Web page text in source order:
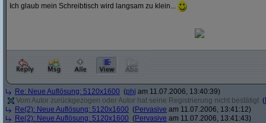
Ich glaub mein Schreibtisch wird langsam zu klein...
Re: Neue Auflösung: 5120x1600 (phj am 11.07.2006, 13:40:39)
Vom Autor zurückgezogen oder Autor hat seine Registrierung nicht bestätigt (
Re(2): Neue Auflösung: 5120x1600 (Pervasive am 11.07.2006, 13:41:12)
Re(2): Neue Auflösung: 5120x1600 (Pervasive am 11.07.2006, 13:41:43)